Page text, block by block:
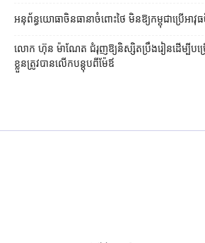
អនុព័ន្ធយោធា​ចិន​ធានា​ចំពោះ​ថៃ មិន​ឱ្យ​កម្ពុជា​ប្រើ​អាវុធ​
លោក ហ៊ុន ម៉ាណែត ជំរុញ​ឱ្យ​និស្សិត​ប្រឹងរៀន​ដើម្បី​បម្រ
ខ្លួន​ត្រូវ​បាន​លើក​បន្តុប​ពី​ម៉ែឪ